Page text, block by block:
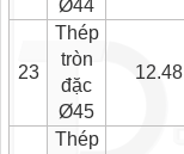
Ø44
23
Thép
tròn
đặc
Ø45
12.48
Thép